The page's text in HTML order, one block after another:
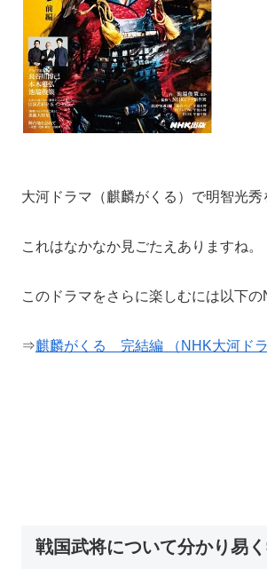
大河ドラマ（麒麟がくる）で明智光秀
これはなかなか見ごたえありますね。
このドラマをさらに楽しむには以下
⇒麒麟がくる 完結編 （NHK大河ド
戦国武将について分かり易